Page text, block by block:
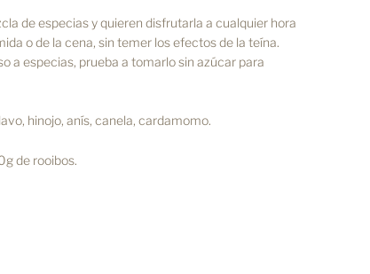
de especias y quieren disfrutarla a cualquier hora
o de la cena, sin temer los efectos de la teína.
a especias, prueba a tomarlo sin azúcar para
hinojo, anís, canela, cardamomo.
de rooibos.